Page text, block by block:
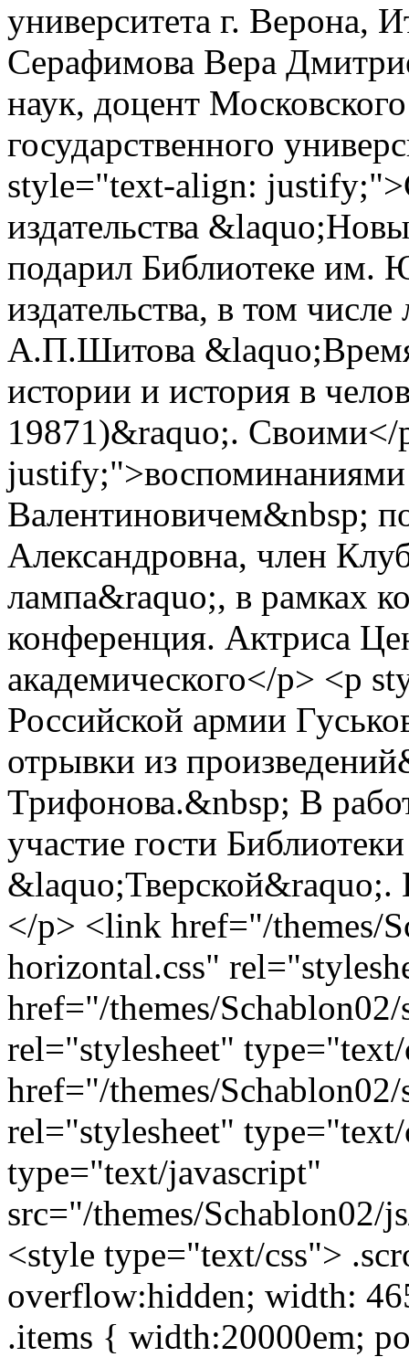
университета г. Верона,
Серафимова Вера
наук, доцент
государственного
style="text-align:
издательства
подарил Библиотеке им.
издательства, в том
А.П.Шитова
истории и история в
19871)&raquo;.
Валентиновичем&nbsp;
Александровна, член
лампа&raquo;, в рамках
конференция. Актриса
академического</p> <p
Российской армии
отрывки из
Трифонова.&nbsp; В
участие гости
&laquo;Тверской&raquo;.
</p> <link href="/themes/
horizontal.css"
href="/themes/
rel="stylesheet"
href="/themes/
rel="stylesheet"
type="text/javascript"
src="/themes/
<style type="text/css">
overflow:hidden; width:
.items { width:20000em;